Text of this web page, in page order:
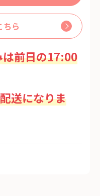
ちら
前日の17:00
送になりま